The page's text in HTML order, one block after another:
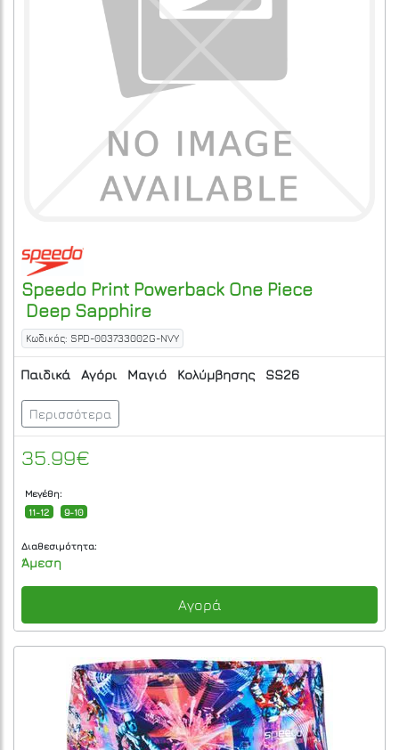
Speedo Print Powerback One Piece
Deep Sapphire
Κωδικός: SPD-003733002G-NVY
Παιδικά Αγόρι Μαγιό Κολύμβησης SS26
Περισσότερα
35.99€
Μεγέθη:
11-12
9-10
Διαθεσιμότητα:
Άμεση
Αγορά